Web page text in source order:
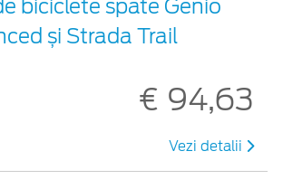
biciclete spate Genio
și Strada Trail
€ 94,63
Vezi detalii